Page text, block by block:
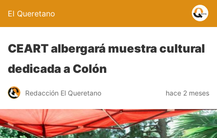
El Queretano
CEART albergará muestra cultural
dedicada a Colón
Redacción El Queretano hace 2 meses